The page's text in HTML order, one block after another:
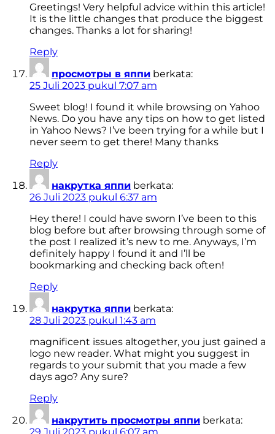
Greetings! Very helpful advice within this article!
It is the little changes that produce the biggest
changes. Thanks a lot for sharing!
Reply
просмотры в яппи berkata:
25 Juli 2023 pukul 7:07 am
Sweet blog! I found it while browsing on Yahoo
News. Do you have any tips on how to get listed
in Yahoo News? I’ve been trying for a while but I
never seem to get there! Many thanks
Reply
накрутка яппи berkata:
26 Juli 2023 pukul 6:37 am
Hey there! I could have sworn I’ve been to this
blog before but after browsing through some of
the post I realized it’s new to me. Anyways, I’m
definitely happy I found it and I’ll be
bookmarking and checking back often!
Reply
накрутка яппи berkata:
28 Juli 2023 pukul 1:43 am
magnificent issues altogether, you just gained a
logo new reader. What might you suggest in
regards to your submit that you made a few
days ago? Any sure?
Reply
накрутить просмотры яппи berkata: